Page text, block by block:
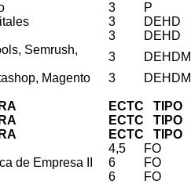
3
P
3
DEHD
3
DEHD
Semrush,
3
DEHDM
Magento
3
DEHDM
ECTC
TIPO
ECTC
TIPO
ECTC
TIPO
4,5
FO
de Empresa II
6
FO
6
FO